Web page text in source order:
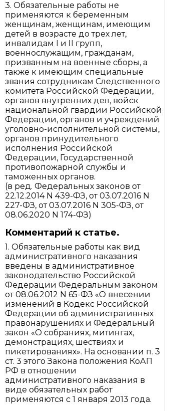
3. Обязательные работы не
применяются к беременным
женщинам, женщинам, имеющим
детей в возрасте до трех лет,
инвалидам I и II групп,
военнослужащим, гражданам,
призванным на военные сборы, а
также к имеющим специальные
звания сотрудникам Следственного
комитета Российской Федерации,
органов внутренних дел, войск
национальной гвардии Российской
Федерации, органов и учреждений
уголовно-исполнительной системы,
органов принудительного
исполнения Российской
Федерации, Государственной
противопожарной службы и
таможенных органов.
(в ред. Федеральных законов от
22.12.2014 N 439-ФЗ, от 03.07.2016 N
227-ФЗ, от 03.07.2016 N 305-ФЗ, от
08.06.2020 N 174-ФЗ)
Комментарий к статье.
1. Обязательные работы как вид
административного наказания
введены в административное
законодательство Российской
Федерации Федеральным законом
от 08.06.2012 N 65-ФЗ «О внесении
изменений в Кодекс Российской
Федерации об административных
правонарушениях и Федеральный
закон «О собраниях, митингах,
демонстрациях, шествиях и
пикетированиях». На основании п. 3
ст. 3 этого Закона положения КоАП
РФ в отношении
административного наказания в
виде обязательных работ
применяются с 1 января 2013 года.